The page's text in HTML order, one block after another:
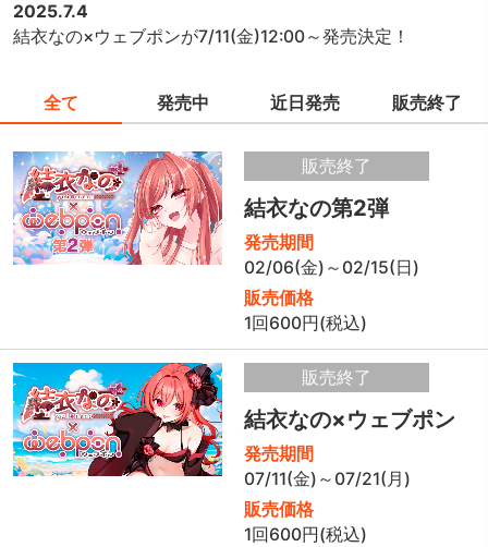
2025.7.4
結衣なの×ウェブポンが7/11(金)12:00～発売決定！
全て 発売中 近日発売 販売終了
販売終了
結衣なの第2弾
発売期間
02/06(金)～02/15(日)
販売価格
1回600円(税込)
販売終了
結衣なの×ウェブポン
発売期間
07/11(金)～07/21(月)
販売価格
1回600円(税込)